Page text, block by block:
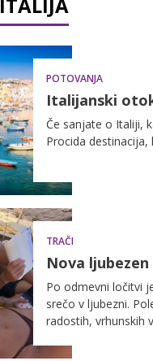
POTOVANJA
Italijanski
Če sanjate o Italiji,
Procida
TRAČI
Nova
Po odmevni ločitvi
srečo v ljubezni.
radostih, vrhunskih